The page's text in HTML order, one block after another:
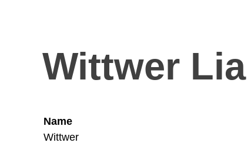
Wittwer Lia
Name
Wittwer